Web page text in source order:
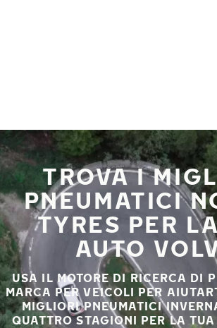
TROVA I
PNEUMATICI
TYRES PER
AUTO
USA IL MOTORE DI RICERCA DI
MARCA PER VEICOLI PER
MIGLIORI PNEUMATICI
QUATTRO STAGIONI PER LA